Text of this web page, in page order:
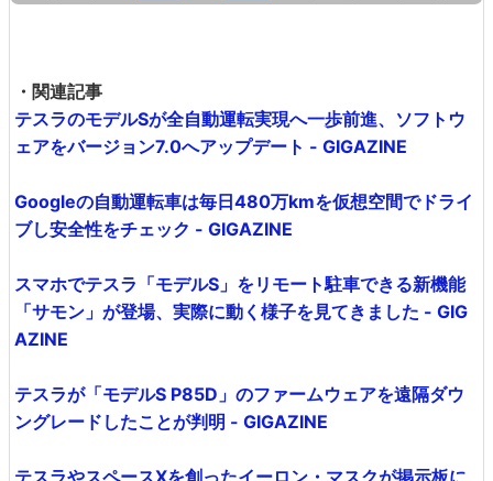
・関連記事
テスラのモデルSが全自動運転実現へ一歩前進、ソフトウ
ェアをバージョン7.0へアップデート - GIGAZINE
Googleの自動運転車は毎日480万kmを仮想空間でドライ
ブし安全性をチェック - GIGAZINE
スマホでテスラ「モデルS」をリモート駐車できる新機能
「サモン」が登場、実際に動く様子を見てきました - GIG
AZINE
テスラが「モデルS P85D」のファームウェアを遠隔ダウ
ングレードしたことが判明 - GIGAZINE
テスラやスペースXを創ったイーロン・マスクが掲示板に